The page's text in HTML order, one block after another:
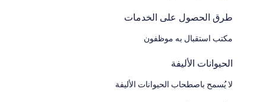
طرق الحصول على الخدمات
مكتب استقبال به موظفون
الحيوانات الأليفة
لا يُسمح باصطحاب الحيوانات الأليفة